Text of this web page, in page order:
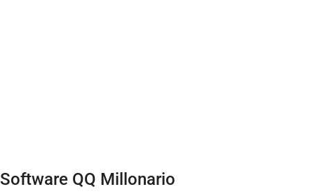
Software QQ Millonario